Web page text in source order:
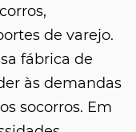
de varejo.
fábrica de
às demandas
socorros. Em